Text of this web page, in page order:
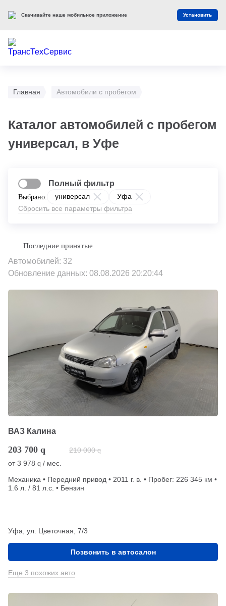
Главная Автомобили с пробегом
Каталог автомобилей с пробегом
универсал, в Уфе
Выбрано: универсал
Уфа
Сбросить все параметры фильтра
Полный фильтр
Автомобилей: 32
Обновление данных: 08.08.2026 20:20:44
ВАЗ Калина
203 700 q 210 000 q
от3 978 q / мес.
Механика • Передний привод • 2011 г. в. • Пробег: 226 345 км •
1.6 л. / 81 л.с. • Бензин
Уфа, ул. Цветочная, 7/3
Позвонить в автосалон
Еще 3 похожих авто
Оцените наш сайт Оценить